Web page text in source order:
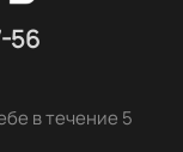
56
в течение 5